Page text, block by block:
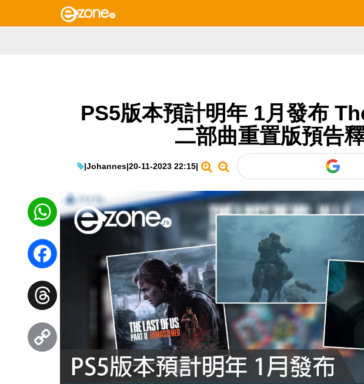
PS5版本預計明年 1月發布
二部曲重置版預告
|Johannes|20-11-2023 22:15|
WhatsApp
Facebook
Threads